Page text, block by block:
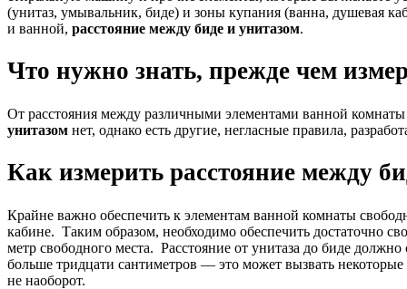
(унитаз, умывальник, биде) и зоны купания (ванна, душевая
и ванной, расстояние между биде и унитазом.
Что нужно знать, прежде чем
От расстояния между различными элементами ванной
унитазом нет, однако есть другие, негласные правила,
Как измерить расстояние между
Крайне важно обеспечить к элементам ванной комнаты
кабине. Таким образом, необходимо обеспечить достаточно
метр свободного места. Расстояние от унитаза до биде
больше тридцати сантиметров — это может вызвать
не наоборот.